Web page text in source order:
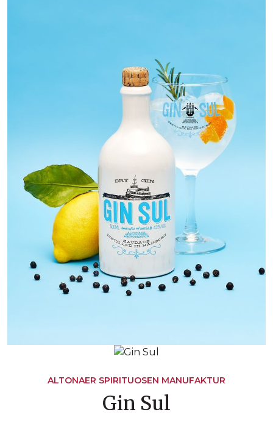
ALTONAER SPIRITUOSEN MANUFAKTUR
Gin Sul